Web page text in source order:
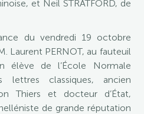
et Neil STRATFORD, de
du vendredi 19 octobre
Laurent PERNOT, au fauteuil
élève de l’École Normale
lettres classiques, ancien
Thiers et docteur d’État,
de grande réputation